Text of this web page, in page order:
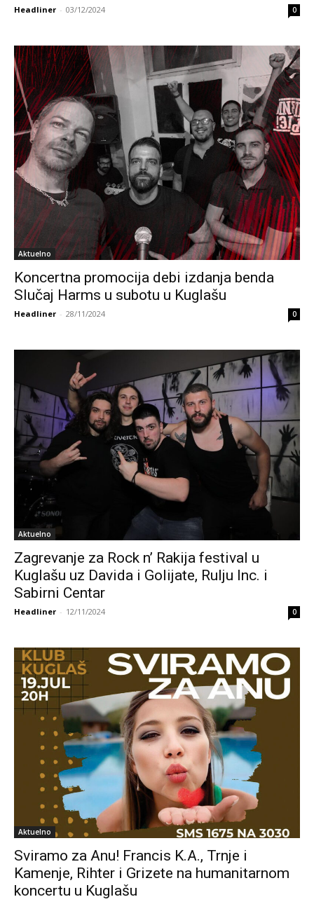
Headliner - 03/12/2024 0
Aktuelno
Koncertna promocija debi izdanja benda
Slučaj Harms u subotu u Kuglašu
Headliner - 28/11/2024 0
Aktuelno
Zagrevanje za Rock n’ Rakija festival u
Kuglašu uz Davida i Golijate, Rulju Inc. i
Sabirni Centar
Headliner - 12/11/2024 0
Aktuelno
Sviramo za Anu! Francis K.A., Trnje i
Kamenje, Rihter i Grizete na humanitarnom
koncertu u Kuglašu